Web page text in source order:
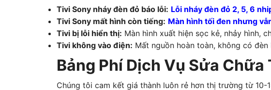
Tivi Sony nháy đèn đỏ báo lỗi: Lỗi nháy đèn đỏ 2, 5, 6
Tivi Sony mất hình còn tiếng: Màn hình tối đen nhưng
Tivi bị lỗi hiển thị: Màn hình xuất hiện sọc kẻ, nhảy hình,
Tivi không vào điện: Mất nguồn hoàn toàn, không có
Bảng Phí Dịch Vụ Sửa Chữa
Chúng tôi cam kết giá thành luôn rẻ hơn thị trường từ